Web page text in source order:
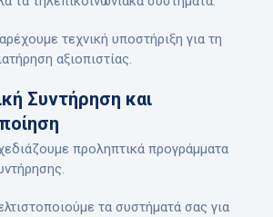
τεχνική υποστήριξη για τη
αξιοπιστίας.
Συντήρηση και
προληπτικά προγράμματα
τα συστήματά σας για